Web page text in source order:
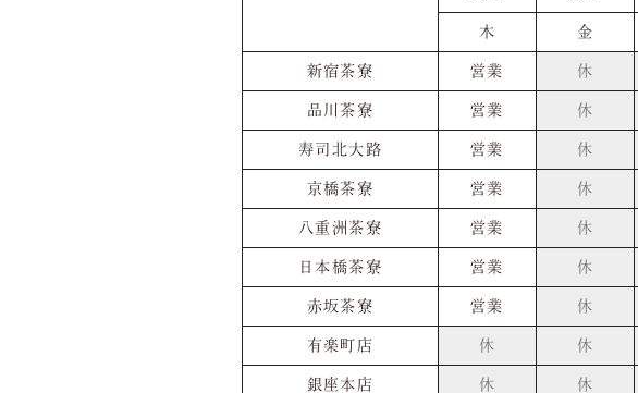
木 金
新宿茶寮 営業 休
品川茶寮 営業 休
寿司北大路 営業 休
京橋茶寮 営業 休
八重洲茶寮 営業 休
日本橋茶寮 営業 休
赤坂茶寮 営業 休
有楽町店 休 休
銀座本店 休 休